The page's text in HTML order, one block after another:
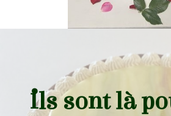
Ils sont là